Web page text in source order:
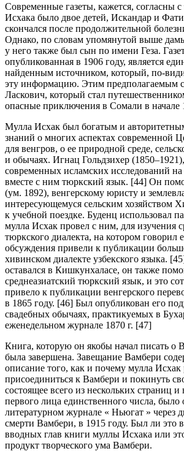
Современные газеты, кажется, согласны
Исхака было двое детей, Искандар и
скончался после продолжительной
Однако, по словам упомянутой выше
у него также был сын по имени Геза.
опубликованная в 1906 году, является
найденным источником, который, по-
эту информацию. Этим предполагаемым
Ласкович, который стал
опасные приключения в Сомали в начале
Мулла Исхак был богатым и
знаний о многих аспектах современной
для венгров, о ее природной среде,
и обычаях. Игнац Гольдзихер
современных исламских исследований на
вместе с ним тюркский язык. [44] Он
(ум. 1892), венгерскому юристу и
интересующемуся сельским хозяйством
к учебной поездке. Буденц использовал
мулла Исхак провел с ним, для изучения
тюркского диалекта, на котором говорил
обсуждения привели к публикации
хивинском диалекте узбекского языка.
оставался в Кишкунхаласе, он также
среднеазиатский тюркский язык, и это
привело к публикации венгерского
в 1865 году. [46] Был опубликован его
свадебных обычаях, практикуемых в
еженедельном журнале 1870 г. [47]
Книга, которую он якобы начал писать о
была завершена. Завещание Вамбери
описание того, как и почему мулла
присоединиться к Вамбери и покинуть
состоящее всего из нескольких страниц и
первого лица единственного числа, было
литературном журнале « Ньюгат » через
смерти Вамбери, в 1915 году. Был ли это
вводных глав книги муллы Исхака или
продукт творческого ума Вамбери.